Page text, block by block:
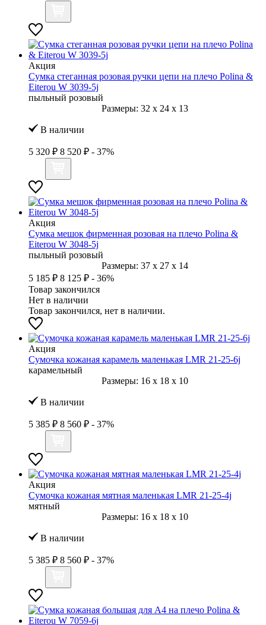
Акция
Сумка стеганная розовая ручки цепи на плечо Polina &
Eiterou W 3039-5j
пыльный розовый
Размеры: 32 x 24 x 13
В наличии
5 320 ₽ 8 520 ₽ - 37%
Акция
Сумка мешок фирменная розовая на плечо Polina &
Eiterou W 3048-5j
пыльный розовый
Размеры: 37 x 27 x 14
5 185 ₽ 8 125 ₽ - 36%
Товар закончился
Нет в наличии
Товар закончился, нет в наличии.
Акция
Сумочка кожаная карамель маленькая LMR 21-25-6j
карамельный
Размеры: 16 x 18 x 10
В наличии
5 385 ₽ 8 560 ₽ - 37%
Акция
Сумочка кожаная мятная маленькая LMR 21-25-4j
мятный
Размеры: 16 x 18 x 10
В наличии
5 385 ₽ 8 560 ₽ - 37%